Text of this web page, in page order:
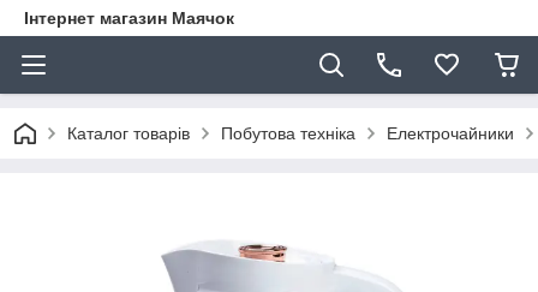
Інтернет магазин Маячок
Каталог товарів Побутова техніка Електрочайники